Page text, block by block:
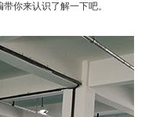
你来认识了解一下吧。